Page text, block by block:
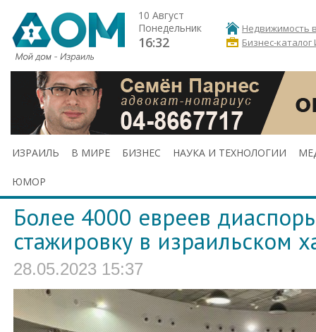
10 Август
Понедельник
16:32
Недвижимость
Бизнес-каталог
ИЗРАИЛЬ В МИРЕ БИЗНЕС НАУКА И ТЕХНОЛОГИИ
ЮМОР
Более 4000 евреев
стажировку в израильском
28.05.2023 15:37